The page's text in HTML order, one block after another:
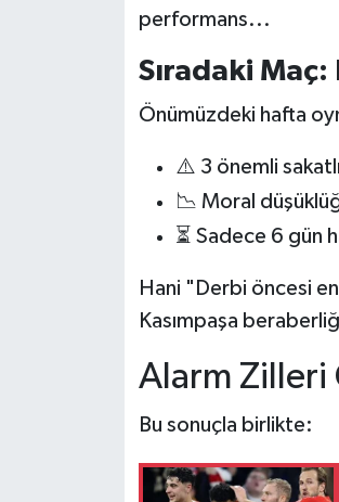
performans...
Sıradaki
Önümüzdeki hafta
⚠️ 3 önemli
📉 Moral
⏳ Sadece 6 gün
Hani "Derbi öncesi
Kasımpaşa
Alarm Zilleri
Bu sonuçla birlikte: